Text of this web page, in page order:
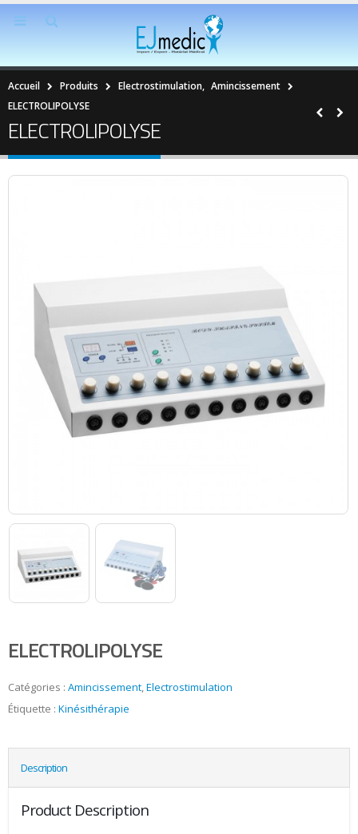
Accueil Produits Electrostimulation, Amincissement
ELECTROLIPOLYSE
ELECTROLIPOLYSE
ELECTROLIPOLYSE
Catégories : Amincissement,Electrostimulation
Étiquette : Kinésithérapie
Description
Product Description